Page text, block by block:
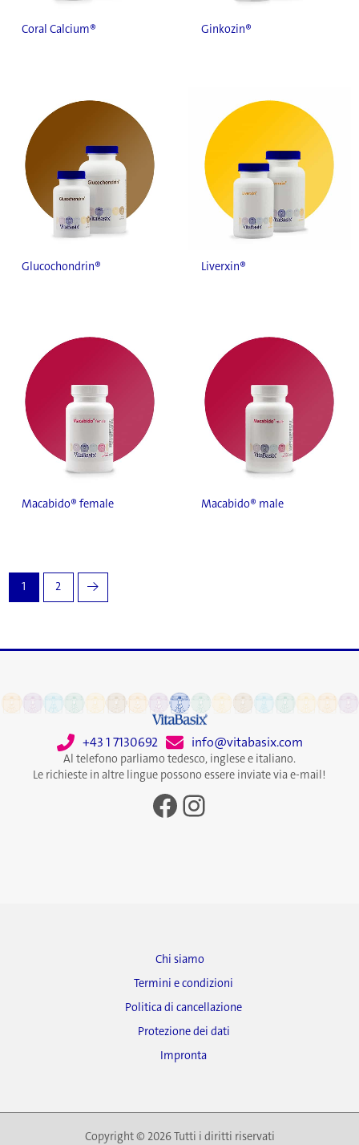
Coral Calcium® Ginkozin®
Glucochondrin® Liverxin®
Macabido® female Macabido® male
1 2 →
+43 1 7130692 info@vitabasix.com
Al telefono parliamo tedesco, inglese e italiano.
Le richieste in altre lingue possono essere inviate via e-mail!
Facebook
Instagram
Chi siamo
Termini e condizioni
Politica di cancellazione
Protezione dei dati
Impronta
Copyright © 2026 Tutti i diritti riservati